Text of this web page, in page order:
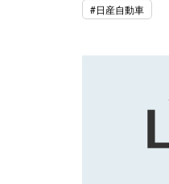
#日産自動車